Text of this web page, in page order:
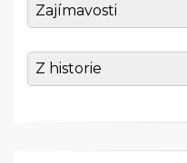
Zajímavosti
Z historie